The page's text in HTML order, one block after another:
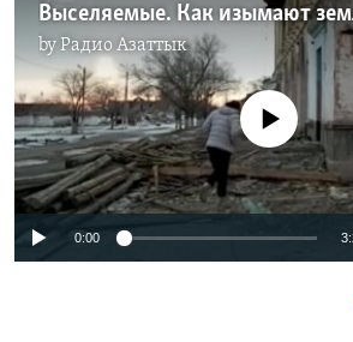
byРадио Азаттык
No media source
0:00